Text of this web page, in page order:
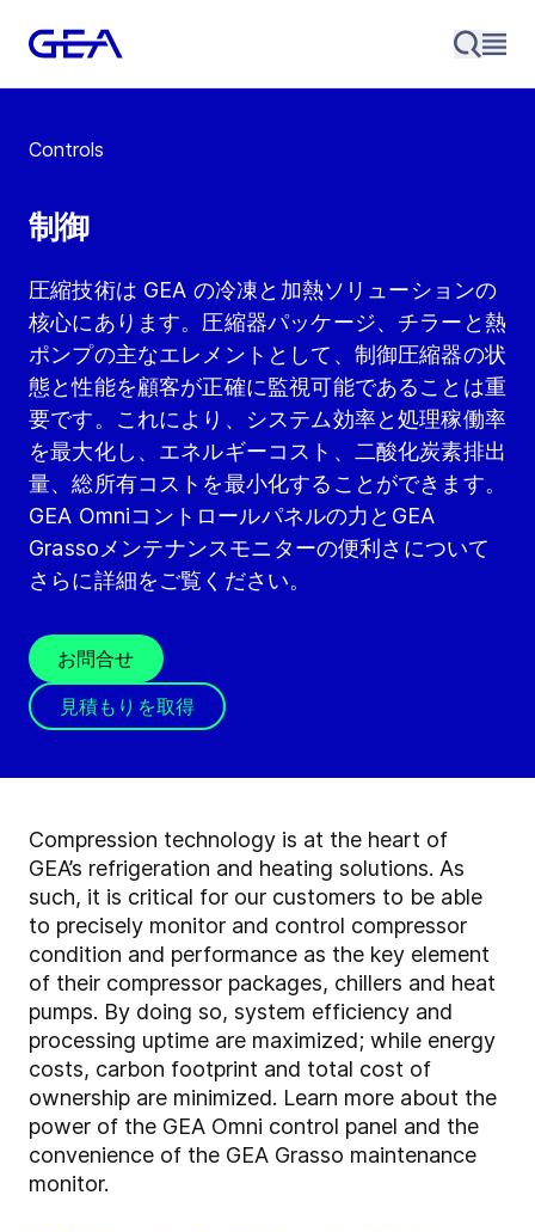
Controls
制御
圧縮技術は GEA の冷凍と加熱ソリューションの
核心にあります。圧縮器パッケージ、チラーと熱
ポンプの主なエレメントとして、制御圧縮器の状
態と性能を顧客が正確に監視可能であることは重
要です。これにより、システム効率と処理稼働率
を最大化し、エネルギーコスト、二酸化炭素排出
量、総所有コストを最小化することができます。
GEA Omniコントロールパネルの力とGEA
Grassoメンテナンスモニターの便利さについて
さらに詳細をご覧ください。
お問合せ
見積もりを取得
Compression technology is at the heart of
GEA’s refrigeration and heating solutions. As
such, it is critical for our customers to be able
to precisely monitor and control compressor
condition and performance as the key element
of their compressor packages, chillers and heat
pumps. By doing so, system efficiency and
processing uptime are maximized; while energy
costs, carbon footprint and total cost of
ownership are minimized. Learn more about the
power of the GEA Omni control panel and the
convenience of the GEA Grasso maintenance
monitor.